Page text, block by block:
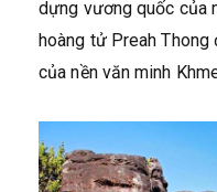
dựng vương quốc của
hoàng tử Preah
của nền văn minh